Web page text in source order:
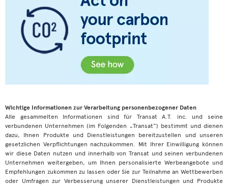
Wichtige Informationen zur Verarbeitung personenbezogener Daten
Alle gesammelten Informationen sind für Transat A.T. inc. und seine
verbundenen Unternehmen (im Folgenden „Transat“) bestimmt und dienen
dazu, Ihnen Produkte und Dienstleistungen bereitzustellen und unseren
gesetzlichen Verpflichtungen nachzukommen. Mit Ihrer Einwilligung können
wir diese Daten nutzen und innerhalb von Transat und seinen verbundenen
Unternehmen weitergeben, um Ihnen personalisierte Werbeangebote und
Empfehlungen zukommen zu lassen oder Sie zur Teilnahme an Wettbewerben
oder Umfragen zur Verbesserung unserer Dienstleistungen und Produkte